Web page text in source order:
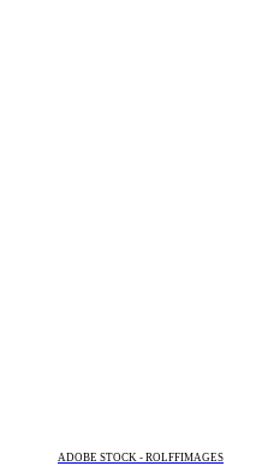
ADOBE STOCK - ROLFFIMAGES